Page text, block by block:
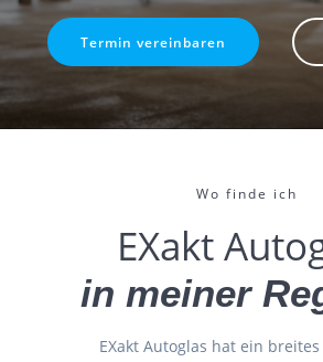
Termin vereinbaren
Wo finde ich
EXakt
in meiner
EXakt Autoglas hat ein